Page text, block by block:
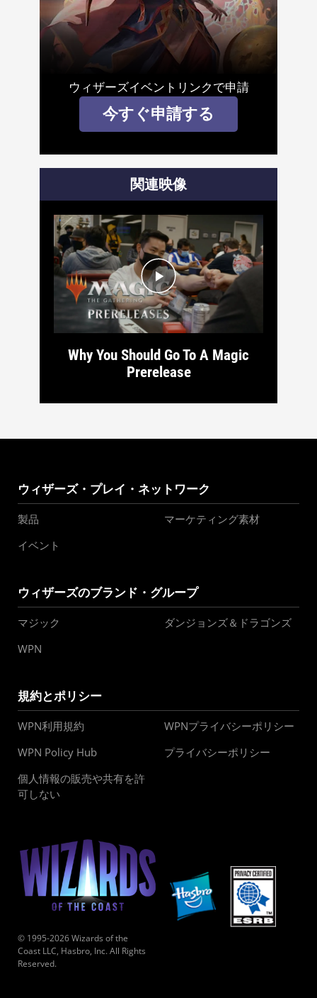
ウィザーズイベントリンクで申請
今すぐ申請する
関連映像
Why You Should Go To A Magic
Prerelease
ウィザーズ・プレイ・ネットワーク
製品
マーケティング素材
イベント
ウィザーズのブランド・グループ
マジック
ダンジョンズ＆ドラゴンズ
WPN
規約とポリシー
WPN利用規約
WPNプライバシーポリシー
WPN Policy Hub
プライバシーポリシー
個人情報の販売や共有を許
可しない
© 1995-2026 Wizards of the
Coast LLC, Hasbro, Inc. All Rights
Reserved.